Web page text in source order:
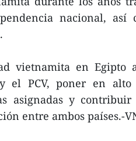
nacional, así
vietnamita en Egipto
el PCV, poner en
asignadas y
entre ambos países.-